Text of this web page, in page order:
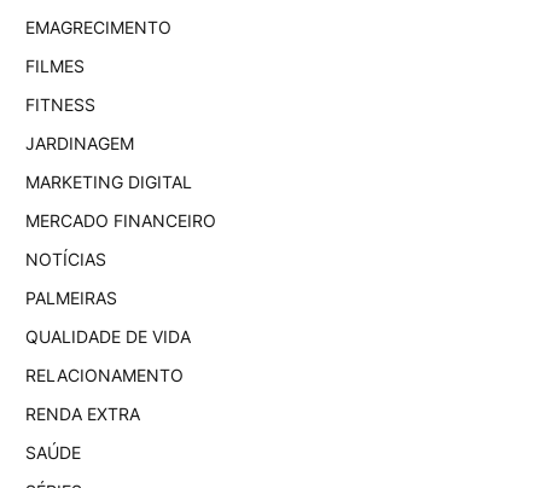
EMAGRECIMENTO
FILMES
FITNESS
JARDINAGEM
MARKETING DIGITAL
MERCADO FINANCEIRO
NOTÍCIAS
PALMEIRAS
QUALIDADE DE VIDA
RELACIONAMENTO
RENDA EXTRA
SAÚDE